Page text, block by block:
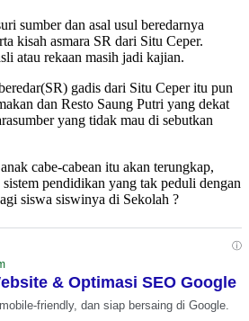
sumber dan asal usul beredarnya
kisah asmara SR dari Situ Ceper.
atau rekaan masih jadi kajian.
gadis dari Situ Ceper itu pun
dan Resto Saung Putri yang dekat
yang tidak mau di sebutkan
cabe-cabean itu akan terungkap,
pendidikan yang tak peduli dengan
siswa siswinya di Sekolah ?
ⓘ
& Optimasi SEO Google
friendly, dan siap bersaing di Google.